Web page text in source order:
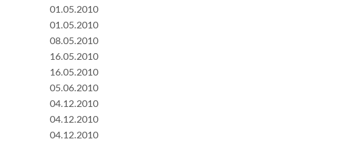
01.05.2010
01.05.2010
08.05.2010
16.05.2010
16.05.2010
05.06.2010
04.12.2010
04.12.2010
04.12.2010